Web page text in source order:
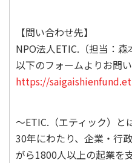
【問い合わせ先】
NPO法人ETIC.（担当：森
以下のフォームよりお問
https://
〜ETIC.（エティック）と
30年にわたり、企業・行
がら1800人以上の起業を